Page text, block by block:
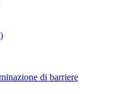
di barriere